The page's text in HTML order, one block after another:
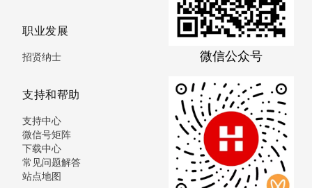
职业发展
招贤纳士
支持和帮助
支持中心
微信号矩阵
下载中心
常见问题解答
站点地图
微信公众号